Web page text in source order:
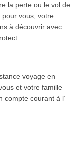
la perte ou le vol de
pour vous, votre
à découvrir avec
voyage en
et votre famille
compte courant à l’